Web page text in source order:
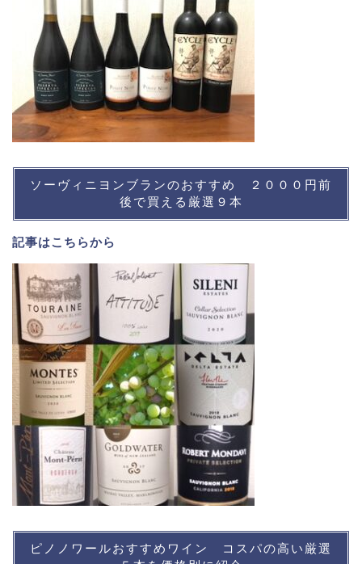
ソーヴィニヨンブランのおすすめ ２０００円前
後で買える厳選９本
記事はこちらから
ピノノワールおすすめワイン コスパの高い厳選